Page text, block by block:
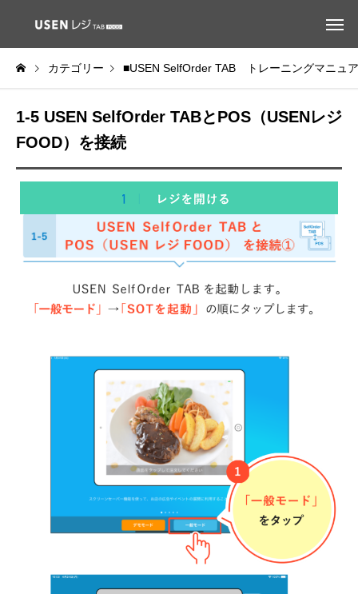
カテゴリー ■USEN SelfOrder TAB トレーニングマニュ
1-5 USEN SelfOrder TABとPOS（USENレジ
FOOD）を接続